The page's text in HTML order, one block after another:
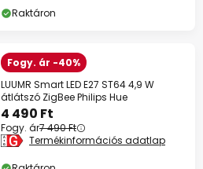
Raktáron
Fogy. ár -40%
LUUMR Smart LED E27 ST64 4,9 W
átlátszó ZigBee Philips Hue
4 490 Ft
Fogy. ár7 490 Ft
Termékinformációs adatlap